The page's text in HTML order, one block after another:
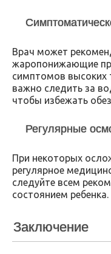
Врач может
жаропонижающие
симптомов высоких
важно следить за
чтобы избежать
Регулярные
При некоторых
регулярное
следуйте всем
состоянием ребенка.
Заключение